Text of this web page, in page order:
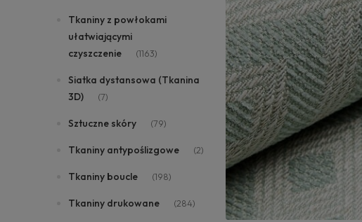
Tkaniny z powłokami
ułatwiającymi
czyszczenie
(1163)
Siatka dystansowa (Tkanina
3D)
(7)
Sztuczne skóry (79)
Tkaniny antypoślizgowe (2)
Tkaniny boucle (198)
Tkaniny drukowane (284)